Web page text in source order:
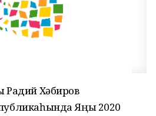
Радий Хәбиров
Яңы 2020